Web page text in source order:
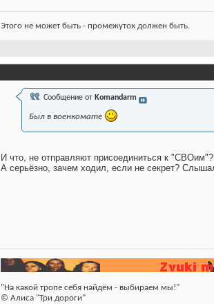
Этого не может быть - промежуток должен быть.
Сообщение от Komandarm
Был в военкомате
И что, не отправляют присоединиться к "СВОим"?
А серьёзно, зачем ходил, если не секрет?
"На какой тропе себя найдём - выбираем мы!"
© Алиса "Три дороги"